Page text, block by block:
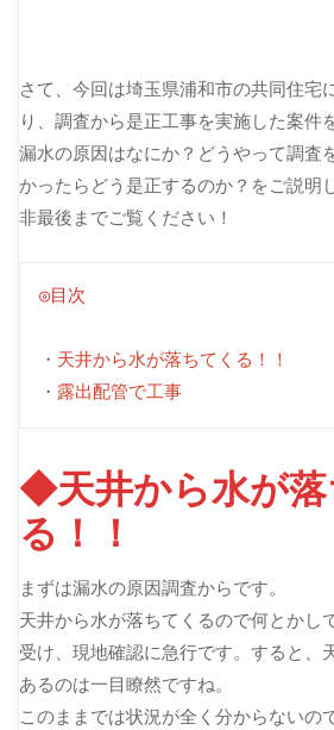
さて、今回は埼玉県浦和市の共同住宅
り、調査から是正工事を実施した案件
漏水の原因はなにか？どうやって調査
かったらどう是正するのか？をご説明
非最後までご覧ください！
◎目次
・ 天井から水が落ちてくる！！
・ 露出配管で工事
◆天井から水が落
る！！
まずは漏水の原因調査からです。
天井から水が落ちてくるので何とかし
受け、現地確認に急行です。すると、
あるのは一目瞭然ですね。
このままでは状況が全く分からないの